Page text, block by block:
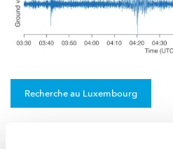
Recherche au Luxembourg